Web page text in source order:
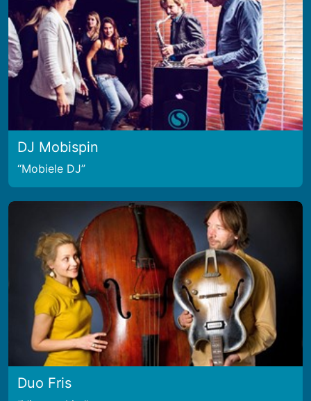
DJ Mobispin
Mobiele DJ
Duo Fris